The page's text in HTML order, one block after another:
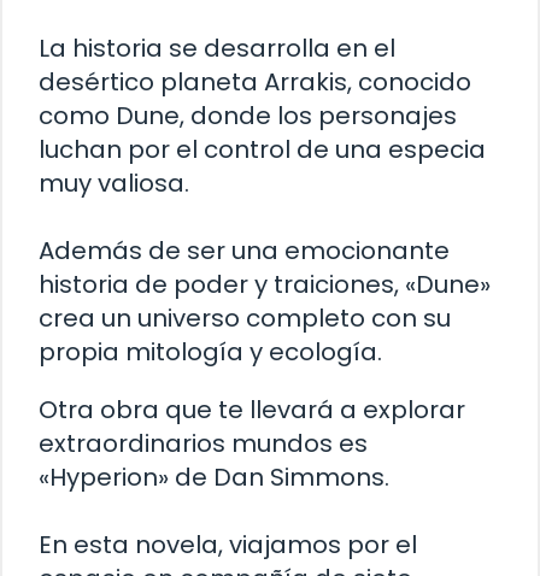
La historia se desarrolla en el
desértico planeta Arrakis, conocido
como Dune, donde los personajes
luchan por el control de una especia
muy valiosa.
Además de ser una emocionante
historia de poder y traiciones, «Dune»
crea un universo completo con su
propia mitología y ecología.
Otra obra que te llevará a explorar
extraordinarios mundos es
«Hyperion» de Dan Simmons.
En esta novela, viajamos por el